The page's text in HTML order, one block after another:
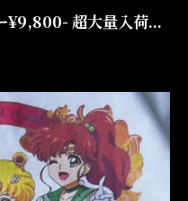
¥9,800- 超大量入荷...